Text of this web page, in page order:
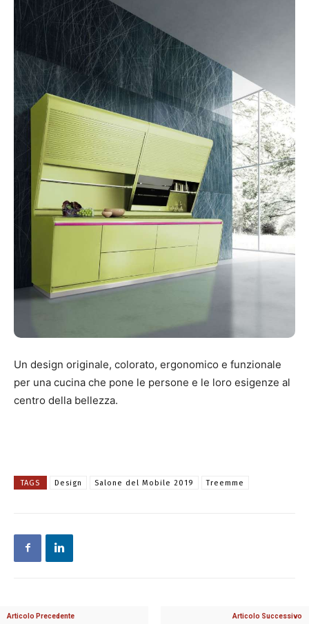
Un design originale, colorato, ergonomico e funzionale
per una cucina che pone le persone e le loro esigenze al
centro della bellezza.
TAGS Design Salone del Mobile 2019 Treemme
Articolo Precedente Articolo Successivo